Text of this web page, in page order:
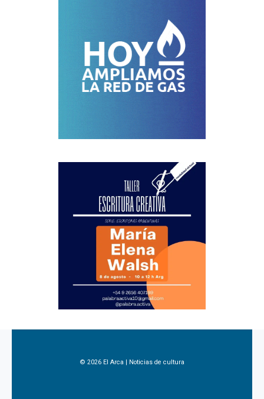
© 2026 El Arca | Noticias de cultura